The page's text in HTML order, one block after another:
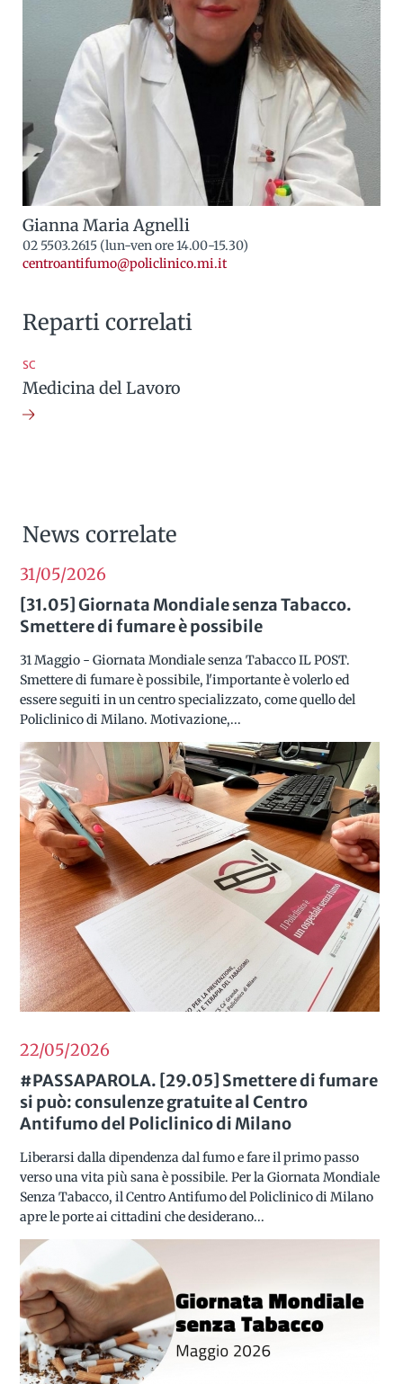
Gianna Maria Agnelli
02 5503.2615 (lun-ven ore 14.00-15.30)
centroantifumo@policlinico.mi.it
Reparti correlati
SC
Medicina del Lavoro
News correlate
31/052026
[31.05] Giornata Mondiale senza Tabacco.
Smettere di fumare è possibile
31 Maggio - Giornata Mondiale senza Tabacco IL POST.
Smettere di fumare è possibile, l'importante è volerlo ed
essere seguiti in un centro specializzato, come quello del
Policlinico di Milano. Motivazione,...
22/052026
#PASSAPAROLA. [29.05] Smettere di fumare
si può: consulenze gratuite al Centro
Antifumo del Policlinico di Milano
Liberarsi dalla dipendenza dal fumo e fare il primo passo
verso una vita più sana è possibile. Per la Giornata Mondiale
Senza Tabacco, il Centro Antifumo del Policlinico di Milano
apre le porte ai cittadini che desiderano...